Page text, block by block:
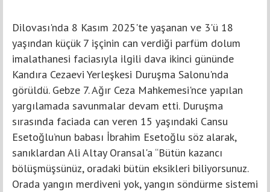
Dilovası'nda 8 Kasım 2025'te yaşanan ve 3'ü 18
yaşından küçük 7 işçinin can verdiği parfüm dolum
imalathanesi faciasıyla ilgili dava ikinci gününde
Kandıra Cezaevi Yerleşkesi Duruşma Salonu'nda
görüldü. Gebze 7. Ağır Ceza Mahkemesi'nce yapılan
yargılamada savunmalar devam etti. Duruşma
sırasında faciada can veren 15 yaşındaki Cansu
Esetoğlu’nun babası İbrahim Esetoğlu söz alarak,
sanıklardan Ali Altay Oransal'a “Bütün kazancı
bölüşmüşsünüz, oradaki bütün eksikleri biliyorsunuz.
Orada yangın merdiveni yok, yangın söndürme sistemi